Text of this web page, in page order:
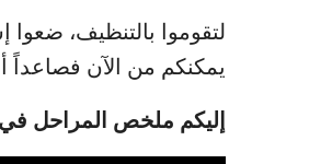
لتقوموا بالتنظيف، ضعوا
يمكنكم من الآن فصاعداً
إليكم ملخص المراحل